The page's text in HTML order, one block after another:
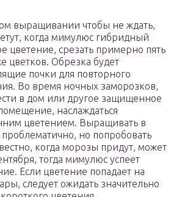
выращивании чтобы не ждать,
когда мимулюс гибридный
цветение, срезать примерно пять
цветков. Обрезка будет
почки для повторного
Во время ночных заморозков,
в дом или другое защищенное
наслаждаться
цветением. Выращивать в
но попробовать
когда морозы придут, может
тогда мимулюс успеет
Если цветение попадает на
следует ожидать значительно